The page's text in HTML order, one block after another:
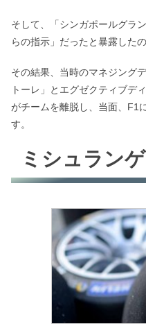
そして、「シンガポールグラ
らの指示」だったと暴露したの
その結果、当時のマネジング
トーレ」とエグゼクティブデ
がチームを離脱し、当面、F1
す。
ミシュラン